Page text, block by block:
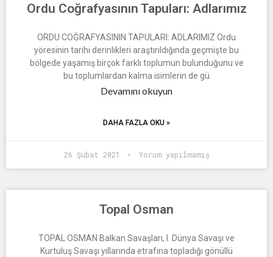
Ordu Coğrafyasının Tapuları: Adlarımız
ORDU COĞRAFYASININ TAPULARI: ADLARIMIZ Ordu
yöresinin tarihi derinlikleri araştırıldığında geçmişte bu
bölgede yaşamış birçok farklı toplumun bulunduğunu ve
bu toplumlardan kalma isimlerin de gü
Devamını okuyun
DAHA FAZLA OKU »
26 Şubat 2021 Yorum yapılmamış
Topal Osman
TOPAL OSMAN Balkan Savaşları, I. Dünya Savaşı ve
Kurtuluş Savaşı yıllarında etrafına topladığı gönüllü